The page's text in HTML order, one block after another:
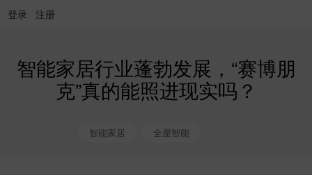
登录 注册
智能家居行业蓬勃发展，“赛博朋
克”真的能照进现实吗？
智能家居 全屋智能